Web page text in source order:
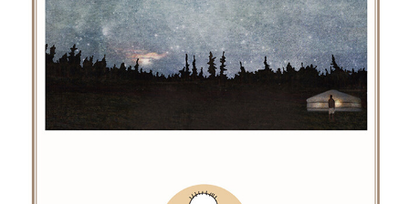
하게 이해할 수 있고, 그때에야 비로소 나에게 엄격하고 타인에게 너
그러운 성숙한 어른이 될 수 있다.”
“도서관이 더 많고 좋아졌으면 한다. 책은 더 많아지고, 자리는 더 쾌
적해지고, 밥은 더 저렴해졌으면 좋겠다. 왜냐하면 그곳에는 무엇인
었으면 좋겠다. 도서관이 있다는 건 위안이 된다. 세상과 내가 빠르게